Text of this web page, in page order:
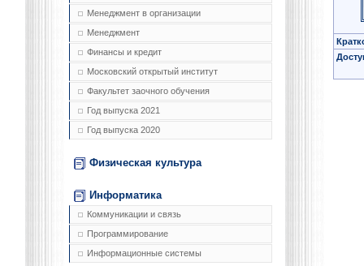
Менеджмент в организации
Менеджмент
Финансы и кредит
Московский открытый институт
Факультет заочного обучения
Год выпуска 2021
Год выпуска 2020
Физическая культура
Информатика
Коммуникации и связь
Программирование
Информационные системы